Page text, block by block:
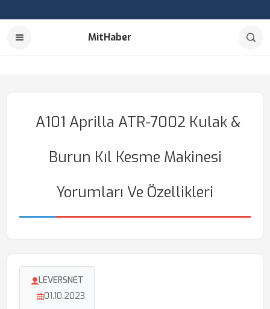
MitHaber
A101 Aprilla ATR-7002 Kulak &
Burun Kıl Kesme Makinesi
Yorumları Ve Özellikleri
LEVERSNET
01.10.2023